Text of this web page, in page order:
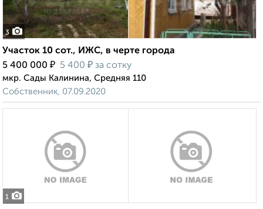
3
Участок 10 сот., ИЖС, в черте города
5 400 000 ₽ 5 400 ₽ за сотку
мкр. Сады Калинина, Средняя 110
Собственник, 07.09.2020
1